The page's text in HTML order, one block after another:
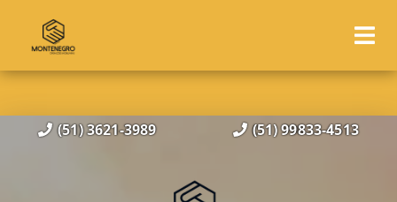
(51) 3621-3989 (51) 99833-4513